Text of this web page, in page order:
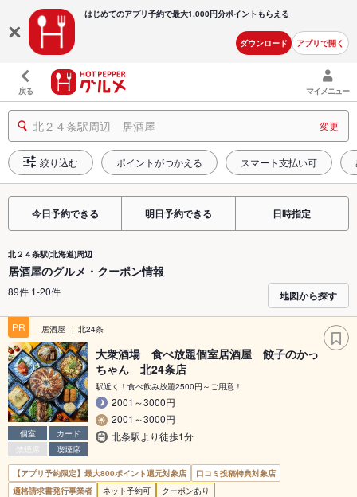
はじめてのアプリ予約で最大1,000円分ポイントもらえる
ダウンロード アプリで開く
戻る マイメニュー
北２４条駅周辺 居酒屋 変更
絞り込む ポイントがつかえる スマート支払い可
今日予約できる 明日予約できる 日時指定
北２４条駅(北海道)周辺
居酒屋のグルメ・クーポン情報
89件 1-20件 地図から探す
PR 居酒屋 北24条
個室
カード
禁煙席
喫煙席
大衆酒場 食べ放題個室居酒屋 餃子のかっ
ちゃん 北24条店
駅近く！食べ飲み放題2500円～ご用意！
2001～3000円
2001～3000円
北条駅より徒歩1分
【アプリ予約限定】最大800ポイント還元対象店
口コミ投稿特典対象店
適格請求書発行事業者
ネット予約可 クーポンあり